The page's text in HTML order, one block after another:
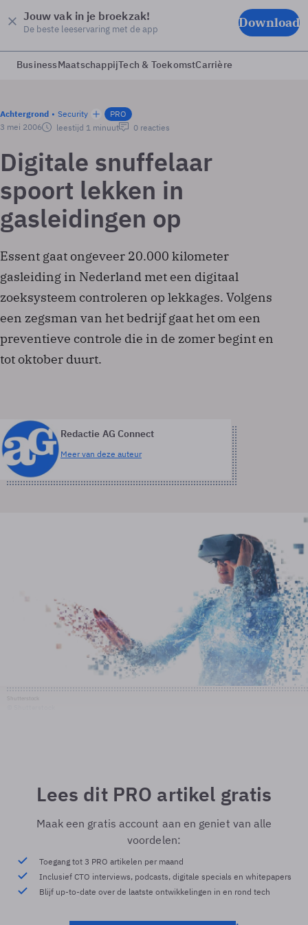
Jouw vak in je broekzak!
De beste leeservaring met de app Download
BusinessMaatschappijTech & ToekomstCarrière
Achtergrond Security
PRO
3 mei 2006
leestijd 1 minuut 0 reacties
Digitale snuffelaar
spoort lekken in
gasleidingen op
Essent gaat ongeveer 20.000 kilometer
gasleiding in Nederland met een digitaal
zoeksysteem controleren op lekkages. Volgens
een zegsman van het bedrijf gaat het om een
preventieve controle die in de zomer begint en
tot oktober duurt.
Redactie AG Connect
Meer van deze auteur
Lees dit PRO artikel gratis
Maak een gratis account aan en geniet van alle
voordelen:
Toegang tot 3 PRO artikelen per maand
Inclusief CTO interviews, podcasts, digitale specials en whitepapers
Blijf up-to-date over de laatste ontwikkelingen in en rond tech